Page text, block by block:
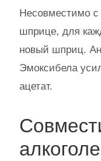
Несовместимо
шприце, для
новый шприц.
Эмоксибела
ацетат.